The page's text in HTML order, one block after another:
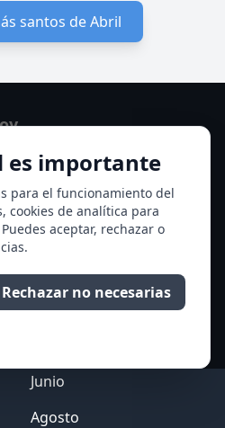
santos de Abril
es importante
para el funcionamiento del
cookies de analítica para
aceptar, rechazar o
Rechazar no necesarias
Febrero
Junio
Agosto